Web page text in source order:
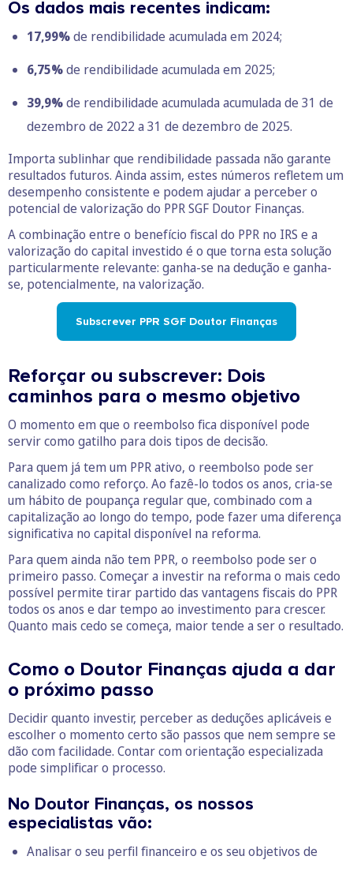
Os dados mais recentes indicam:
17,99%de rendibilidade acumulada em 2024;
6,75%de rendibilidade acumulada em 2025;
39,9%de rendibilidade acumulada acumulada de 31 de
dezembro de 2022 a 31 de dezembro de 2025.
Importa sublinhar que rendibilidade passada não garante
resultados futuros. Ainda assim, estes números refletem um
desempenho consistente e podem ajudar a perceber o
potencial de valorização do PPR SGF Doutor Finanças.
A combinação entre o benefício fiscal do PPR no IRS e a
valorização do capital investido é o que torna esta solução
particularmente relevante: ganha-se na dedução e ganha-
se, potencialmente, na valorização.
Subscrever PPR SGF Doutor Finanças
Reforçar ou subscrever: Dois
caminhos para o mesmo objetivo
O momento em que o reembolso fica disponível pode
servir como gatilho para dois tipos de decisão.
Para quem já tem um PPR ativo, o reembolso pode ser
canalizado como reforço. Ao fazê-lo todos os anos, cria-se
um hábito de poupança regular que, combinado com a
capitalização ao longo do tempo, pode fazer uma diferença
significativa no capital disponível na reforma.
Para quem ainda não tem PPR, o reembolso pode ser o
primeiro passo. Começar a investir na reforma o mais cedo
possível permite tirar partido das vantagens fiscais do PPR
todos os anos e dar tempo ao investimento para crescer.
Quanto mais cedo se começa, maior tende a ser o resultado.
Como o Doutor Finanças ajuda a dar
o próximo passo
Decidir quanto investir, perceber as deduções aplicáveis e
escolher o momento certo são passos que nem sempre se
dão com facilidade. Contar com orientação especializada
pode simplificar o processo.
No Doutor Finanças, os nossos
especialistas vão:
Analisar o seu perfil financeiro e os seu objetivos de